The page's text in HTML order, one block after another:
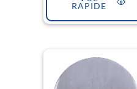
RAPIDE